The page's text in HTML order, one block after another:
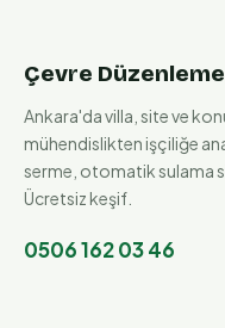
Çevre
Ankara'da villa, site ve
mühendislikten işçiliğe
serme, otomatik sulama
Ücretsiz keşif.
0506 162 03 46